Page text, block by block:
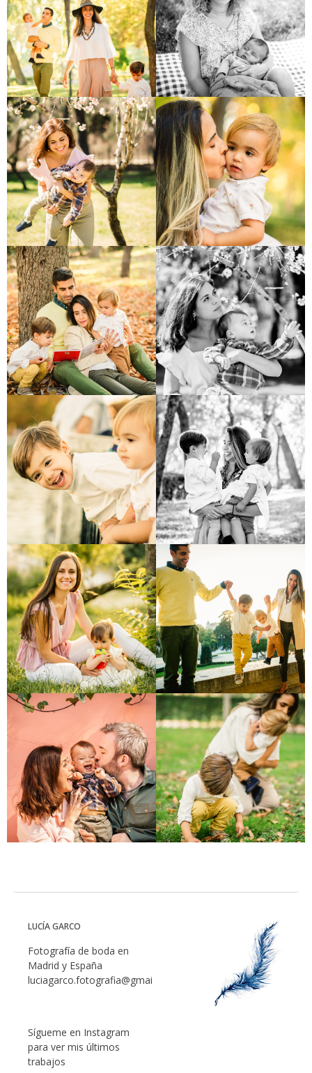
LUCÍA GARCO
Fotografía de boda en
Madrid y España
luciagarco.fotografia@gmail.com
Sígueme en Instagram
para ver mis últimos
trabajos